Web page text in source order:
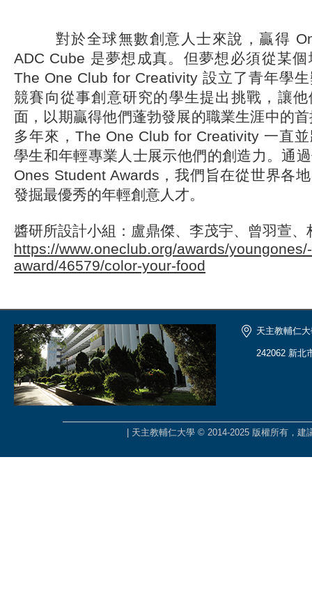
對於全球無數創意人士來說，贏得
ADC Cube 是夢想成真。但夢想必須從某
The One Club for Creativity 設立了青年學
競賽向從事創意研究的學生提出挑戰，讓
面，以期贏得他們蓬勃發展的職業生涯中的
多年來，The One Club for Creativity 一直
學生和年輕專業人士展示他們的創造力。通
Ones Student Awards，我們旨在從世界各
發掘最優秀的年輕創意人才。
醬研所設計小組：盧鼎傑、李茂宇、曾羽萱、
https://www.oneclub.org/awards/youngones/-
award/46579/color-your-food
天主教輔仁
242062 新北
| 天主教輔仁大學 © 2014-2025 版權所有，